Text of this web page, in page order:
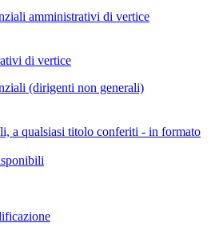
amministrativi di vertice
di vertice
(dirigenti non generali)
a qualsiasi titolo conferiti - in formato